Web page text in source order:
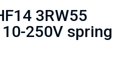
3RW55
250V spring